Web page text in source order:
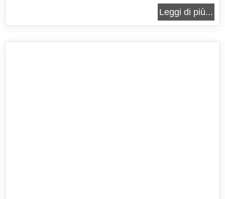
partenopeo non possono proprio mancare. Quasi
un simbolo della città napoletana, queste graffette
Leggi di più...